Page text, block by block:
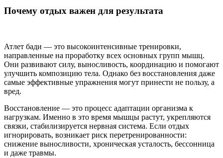
Почему отдых важен для результата
Атлет бади — это высокоинтенсивные тренировки,
направленные на проработку всех основных групп мышц.
Они развивают силу, выносливость, координацию и помогают
улучшить композицию тела. Однако без восстановления даже
самые эффективные упражнения могут принести не пользу, а
вред.
Восстановление — это процесс адаптации организма к
нагрузкам. Именно в это время мышцы растут, укрепляются
связки, стабилизируется нервная система. Если отдых
игнорировать, возникает риск перетренированности:
снижение выносливости, хроническая усталость, бессонница
и даже травмы.